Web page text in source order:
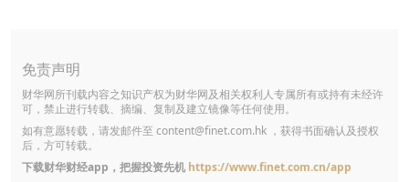
免责声明
财华网所刊载内容之知识产权为财华网及相关权利人专属所有或持有未经许
可，禁止进行转载、摘编、复制及建立镜像等任何使用。
如有意愿转载，请发邮件至 content@finet.com.hk ，获得书面确认及授权
后，方可转载。
下载财华财经app，把握投资先机 https://www.finet.com.cn/app